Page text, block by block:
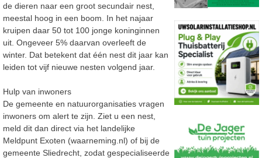
de dieren naar een groot secundair nest,
meestal hoog in een boom. In het najaar
kruipen daar 50 tot 100 jonge koninginnen
uit. Ongeveer 5% daarvan overleeft de
winter. Dat betekent dat één nest dit jaar kan
leiden tot vijf nieuwe nesten volgend jaar.
Hulp van inwoners
De gemeente en natuurorganisaties vragen
inwoners om alert te zijn. Ziet u een nest,
meld dit dan direct via het landelijke
Meldpunt Exoten (waarneming.nl) of bij de
gemeente Sliedrecht, zodat gespecialiseerde